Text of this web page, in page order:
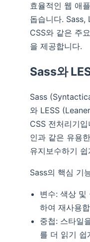
효율적인 웹 애
돕습니다.
CSS와 같은 주
을 제공합니다.
Sass와
Sass
와 LESS
CSS 전처리기
인과 같은 유용
유지보수하기
Sass의 핵심 기
변수: 색상
하여 재사용
중첩: 스타일
를 더 읽기 쉽